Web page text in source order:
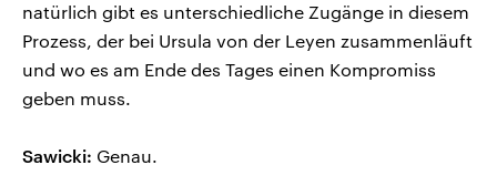
natürlich gibt es unterschiedliche Zugänge in diesem
Prozess, der bei Ursula von der Leyen zusammenläuft
und wo es am Ende des Tages einen Kompromiss
geben muss.
Sawicki: Genau.